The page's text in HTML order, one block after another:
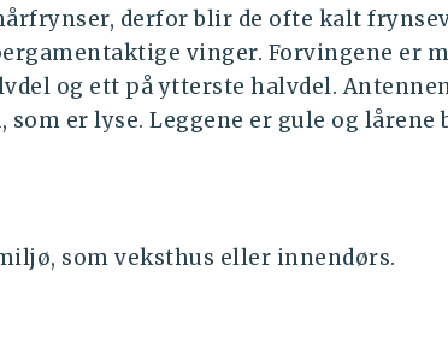
derfor blir de ofte kalt
vinger. Forvingene er
og ett på ytterste halvdel.
som er lyse. Leggene er gule og lårene
som veksthus eller innendørs.